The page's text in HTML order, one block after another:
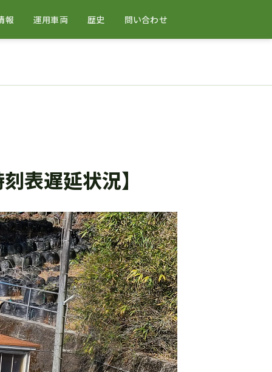
報 運用車両 歴史 問い合わせ
表遅延状況】